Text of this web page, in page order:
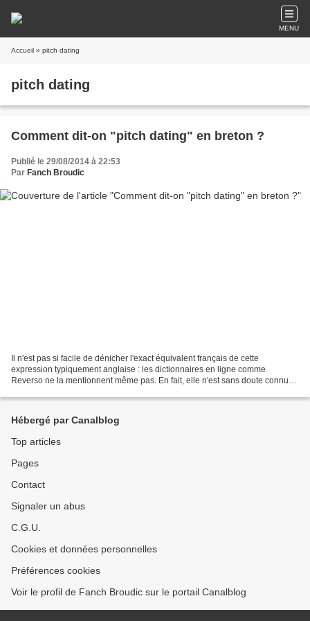
MENU
Accueil » pitch dating
pitch dating
Comment dit-on "pitch dating" en breton ?
Publié le 29/08/2014 à 22:53
Par Fanch Broudic
Il n'est pas si facile de dénicher l'exact équivalent français de cette
expression typiquement anglaise : les dictionnaires en ligne comme
Reverso ne la mentionnent même pas. En fait, elle n'est sans doute connue
Hébergé par Canalblog
Top articles
Pages
Contact
Signaler un abus
C.G.U.
Cookies et données personnelles
Préférences cookies
Voir le profil de Fanch Broudic sur le portail Canalblog